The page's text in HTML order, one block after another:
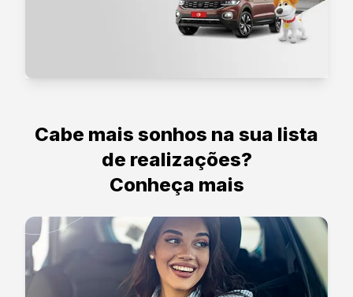
Cabe mais sonhos na sua lista
de realizações?
Conheça mais